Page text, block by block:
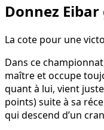
Donnez
La cote pour une
Dans ce
maître et occupe
quant à lui, vient
points) suite à sa
qui descend d’un